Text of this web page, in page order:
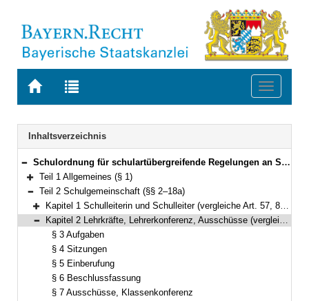
Zur
BAYERN.RECHT
Zur
letzten
Suche
Toggle
Navigation
Inhaltsverzeichnis
Bereich reduzieren
Schulordnung für schulartübergreifende Regelungen an Schulen in Bayern (Bayerische Schulordnung – BaySchO) Vom 1. Juli 2016 (GVBl. S. 164, 241) BayRS 2230-1-1-1-K (§§ 1–49)
Bereich erweitern
Teil 1 Allgemeines (§ 1)
Bereich reduzieren
Teil 2 Schulgemeinschaft (§§ 2–18a)
Bereich erweitern
Kapitel 1 Schulleiterin und Schulleiter (vergleiche Art. 57, 84 und 85 BayEUG) (§ 2)
Bereich reduzieren
Kapitel 2 Lehrkräfte, Lehrerkonferenz, Ausschüsse (vergleiche Art. 51, 53, 58 und 59 BayEUG) (§§ 3–7)
§ 3 Aufgaben
§ 4 Sitzungen
§ 5 Einberufung
§ 6 Beschlussfassung
§ 7 Ausschüsse, Klassenkonferenz